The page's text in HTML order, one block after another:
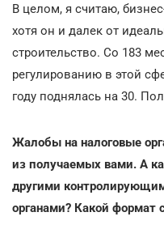
В целом, я считаю,
хотя он и далек от
строительство. Со 183
регулированию в этой
году поднялась на 30.
Жалобы на налоговые
из получаемых вами. А
другими
органами? Какой формат